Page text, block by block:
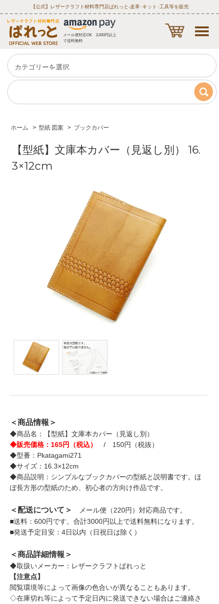
【公式】レザークラフト材料専門店ぱれっと‐皮革･キット･工具等を販売
メール便対応OK 3,000円以上
で送料無料
ホーム > 型紙 図案 > ブックカバー
【型紙】文庫本カバー（見返し別） 16.
3×12cm
＜商品情報＞
◆商品名：【型紙】文庫本カバー（見返し別）
◆販売価格：165円（税込）
/ 150円（税抜）
◆型番：Pkatagami271
◆サイズ：16.3×12cm
◆商品説明：シンプルなブックカバーの型紙と説明書です。ほ
ぼ長方形の型紙のため、初心者の方向け作品です。
＜配送について＞
メール便（220円）対応商品です。
■送料：600円です。合計3000円以上で送料無料になります。
■発送予定目安：4日以内（日祝日は除く）
＜商品詳細情報＞
◆取扱いメーカー：レザークラフトぱれっと
【注意点】
閲覧環境等によって画像の色合いが異なることもあります。
◇在庫切れ等によって予定日内に発送できない場合はご連絡さ